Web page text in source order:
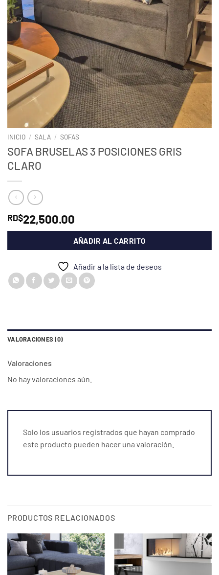
INICIO / SALA / SOFAS
SOFA BRUSELAS 3 POSICIONES GRIS
CLARO
RD$22,500.00
AÑADIR AL CARRITO
Añadir a la lista de deseos
VALORACIONES (0)
Valoraciones
No hay valoraciones aún.
Solo los usuarios registrados que hayan comprado
este producto pueden hacer una valoración.
PRODUCTOS RELACIONADOS